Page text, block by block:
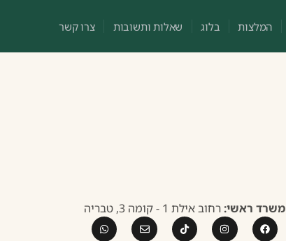
המלצות בלוג שאלות ותשובות צרו קשר
משרד ראשי: רחוב אילת 1 - קומה 3, טבריה